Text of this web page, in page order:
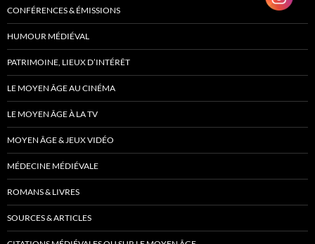
CONFÉRENCES & ÉMISSIONS
HUMOUR MÉDIÉVAL
PATRIMOINE, LIEUX D’INTÉRÊT
LE MOYEN ÂGE AU CINÉMA
LE MOYEN ÂGE À LA TV
MOYEN ÂGE & JEUX VIDÉO
MÉDECINE MÉDIÉVALE
ROMANS & LIVRES
SOURCES & ARTICLES